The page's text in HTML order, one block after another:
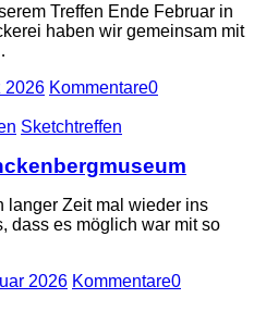
Treffen Ende Februar in
haben wir gemeinsam mit
2026 Kommentare0
Sketchtreffen
langer Zeit mal wieder ins
dass es möglich war mit so
2026 Kommentare0